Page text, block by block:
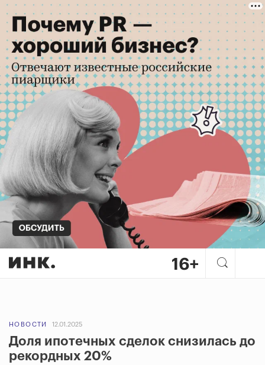
НОВОСТИ 12.01.2025
Доля ипотечных сделок снизилась до
рекордных 20%